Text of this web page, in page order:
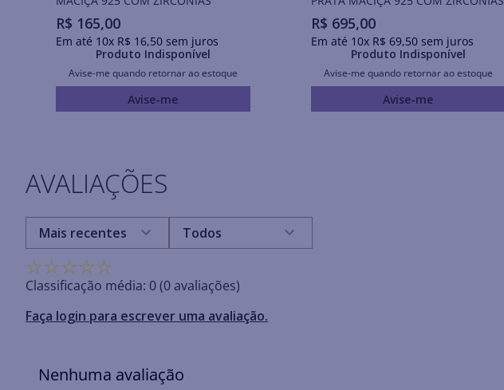
R$ 165,00
Em até 10x R$ 16,50sem juros
Produto Indisponível
Avise-me quando retornar ao estoque
Avise-me
R$ 695,00
Em até 10x R$ 69,50sem juros
Produto Indisponível
Avise-me quando retornar ao estoque
Avise-me
AVALIAÇÕES
☆☆☆☆☆
Classificação média: 0(0 avaliações)
Faça login para escrever uma avaliação.
Mais recentes Todos
Nenhuma avaliação